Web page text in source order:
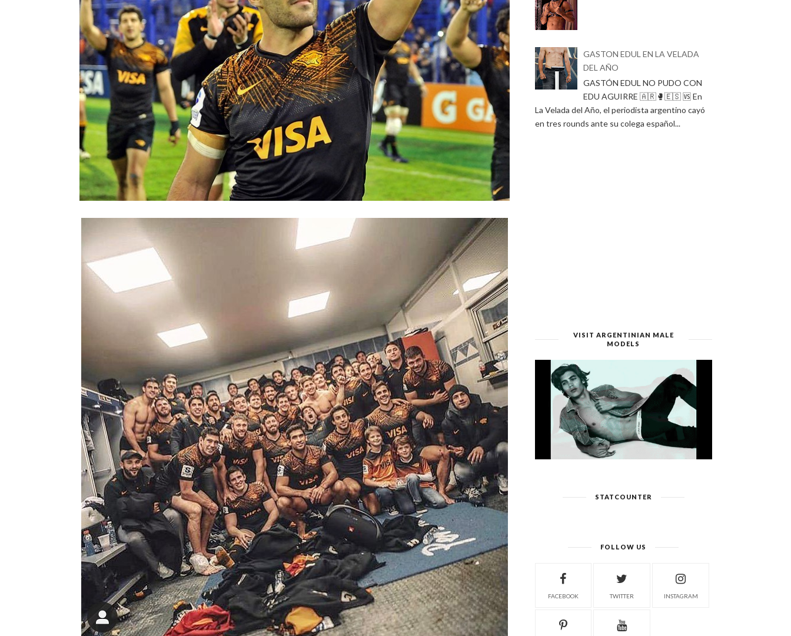
GASTON EDUL EN LA VELADA
DEL AÑO
GASTÓN EDUL NO PUDO CON
EDU AGUIRRE 🇦🇷🥊🇪🇸 🆚 En
La Velada del Año, el periodista argentino cayó
en tres rounds ante su colega español...
VISIT ARGENTINIAN MALE
MODELS
STATCOUNTER
FOLLOW US
FACEBOOK TWITTER INSTAGRAM